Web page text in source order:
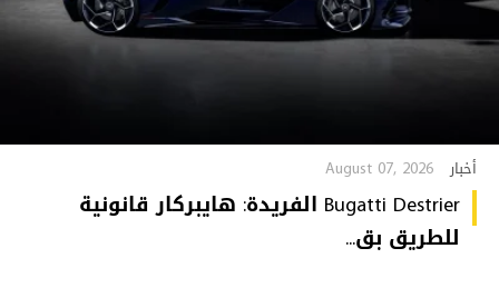
أخبار August 07, 2026
Bugatti Destrier الفريدة: هايبركار قانونية
للطريق بق...